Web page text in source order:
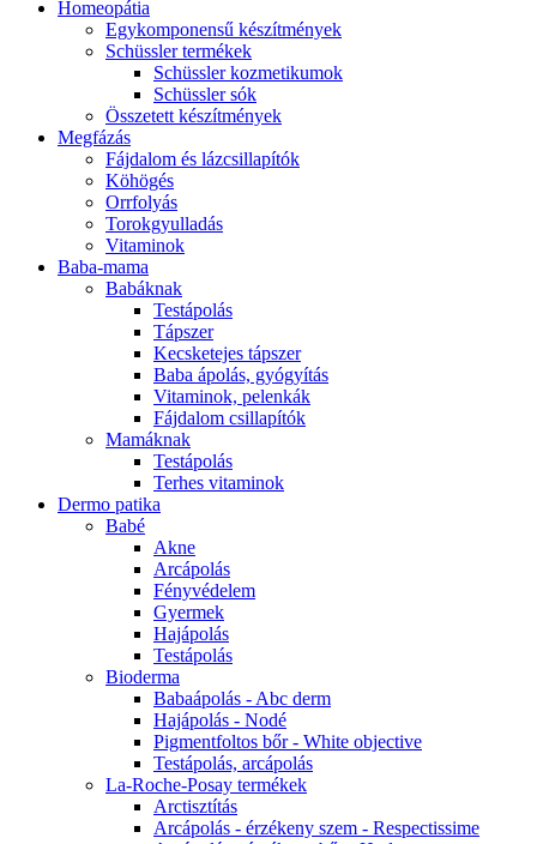
Homeopátia
Egykomponensű készítmények
Schüssler termékek
Schüssler kozmetikumok
Schüssler sók
Összetett készítmények
Megfázás
Fájdalom és lázcsillapítók
Köhögés
Orrfolyás
Torokgyulladás
Vitaminok
Baba-mama
Babáknak
Testápolás
Tápszer
Kecsketejes tápszer
Baba ápolás, gyógyítás
Vitaminok, pelenkák
Fájdalom csillapítók
Mamáknak
Testápolás
Terhes vitaminok
Dermo patika
Babé
Akne
Arcápolás
Fényvédelem
Gyermek
Hajápolás
Testápolás
Bioderma
Babaápolás - Abc derm
Hajápolás - Nodé
Pigmentfoltos bőr - White objective
Testápolás, arcápolás
La-Roche-Posay termékek
Arctisztítás
Arcápolás - érzékeny szem - Respectissime